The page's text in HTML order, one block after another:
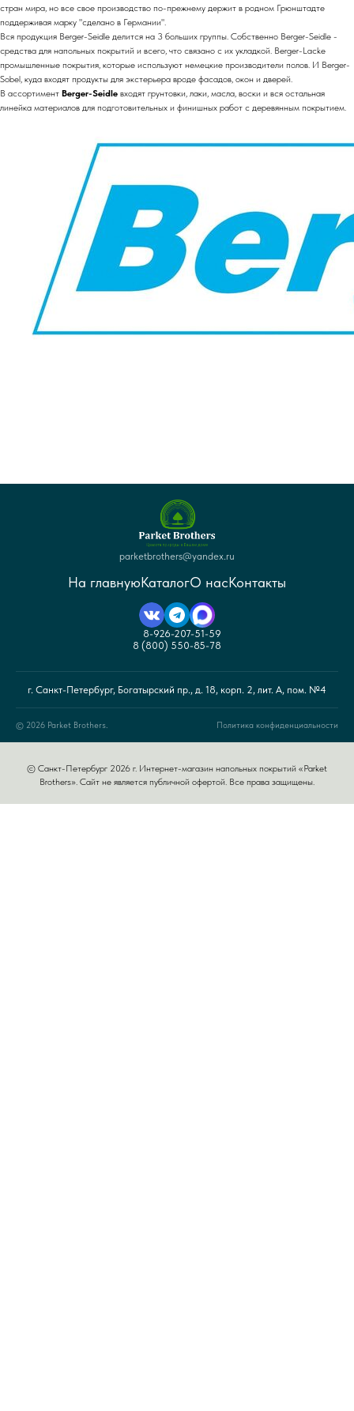
стран мира, но все свое производство по-прежнему держит в родном Грюнштадте
поддерживая марку "сделано в Германии".
Вся продукция Berger-Seidle делится на 3 больших группы. Собственно Berger-Seidle -
средства для напольных покрытий и всего, что связано с их укладкой. Berger-Lacke
промышленные покрытия, которые используют немецкие производители полов. И Berger-
Sobel, куда входят продукты для экстерьера вроде фасадов, окон и дверей.
В ассортимент Berger-Seidle входят грунтовки, лаки, масла, воски и вся остальная
линейка материалов для подготовительных и финишных работ с деревянным покрытием.
parketbrothers@yandex.ru
На главнуюКаталогО насКонтакты
8-926-207-51-59
8 (800) 550-85-78
г. Санкт-Петербург, Богатырский пр., д. 18, корп. 2, лит. А, пом. №4
© 2026 Parket Brothers. Политика конфиденциальности
© Санкт-Петербург 2026 г. Интернет-магазин напольных покрытий «Parket
Brothers». Сайт не является публичной офертой. Все права защищены.